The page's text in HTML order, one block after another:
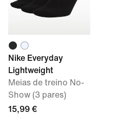
Nike Everyday
Lightweight
Meias de treino No-
Show (3 pares)
15,99 €